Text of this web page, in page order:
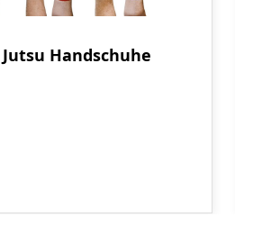
Jutsu Handschuhe